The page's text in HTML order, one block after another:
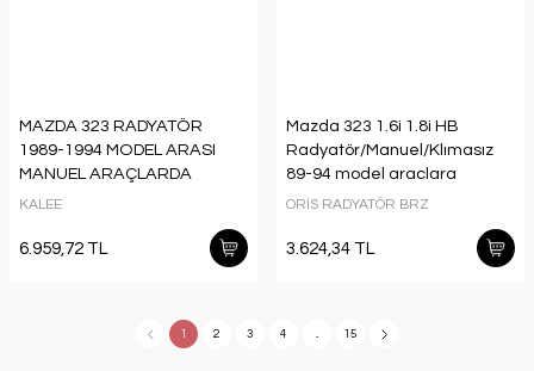
MAZDA 323 RADYATÖR
1989-1994 MODEL ARASI
MANUEL ARAÇLARDA
UYUMLUDUR. ORJİNAL NO:
KALEE
6.959,72 TL
Mazda 323 1.6i 1.8i HB
Radyatör/Manuel/Klımasız
89-94 model araclara
uyumlu/Orjınal No:BP28-15-
ORİS RADYATÖR BRZ
3.624,34 TL
1 2 3 4 15